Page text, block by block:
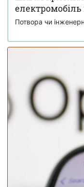
електромобіль
Потвора чи